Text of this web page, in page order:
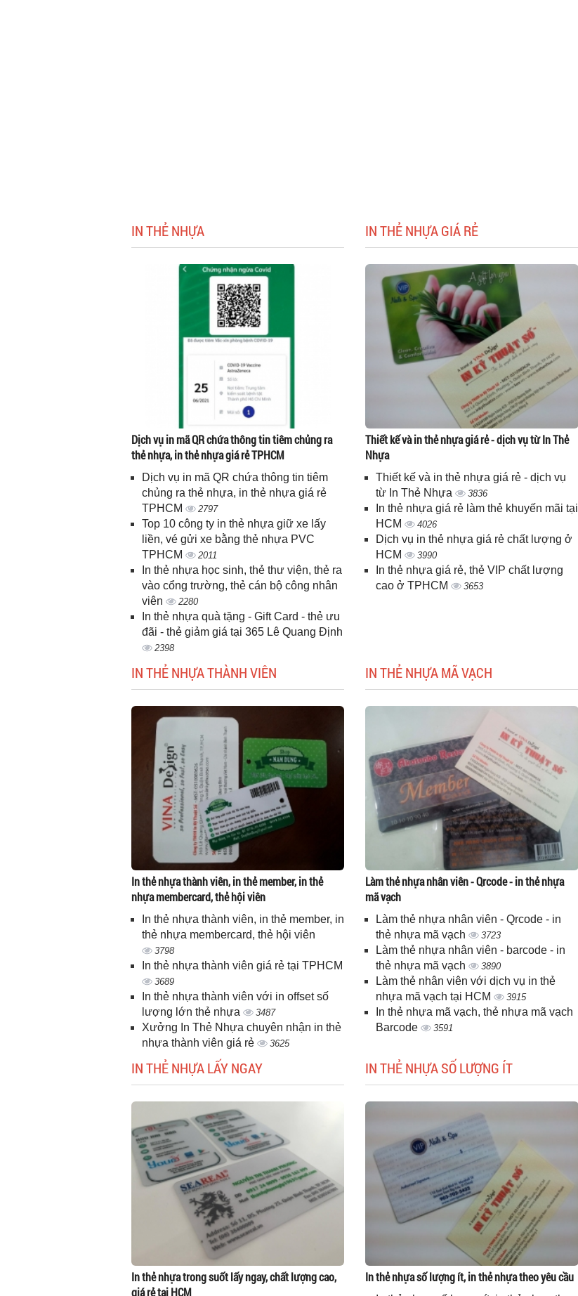
IN THẺ NHỰA
Dịch vụ in mã QR chứa thông tin tiêm chủng ra
thẻ nhựa, in thẻ nhựa giá rẻ TPHCM
Dịch vụ in mã QR chứa thông tin tiêm
chủng ra thẻ nhựa, in thẻ nhựa giá rẻ
TPHCM
2797
Top 10 công ty in thẻ nhựa giữ xe lấy
liền, vé gửi xe bằng thẻ nhựa PVC
TPHCM
2011
In thẻ nhựa học sinh, thẻ thư viện, thẻ ra
vào cổng trường, thẻ cán bộ công nhân
viên
2280
In thẻ nhựa quà tặng - Gift Card - thẻ ưu
đãi - thẻ giảm giá tại 365 Lê Quang Định
2398
IN THẺ NHỰA GIÁ RẺ
Thiết kế và in thẻ nhựa giá rẻ - dịch vụ từ In Thẻ
Nhựa
Thiết kế và in thẻ nhựa giá rẻ - dịch vụ
từ In Thẻ Nhựa
3836
In thẻ nhựa giá rẻ làm thẻ khuyến mãi tại
HCM
4026
Dịch vụ in thẻ nhựa giá rẻ chất lượng ở
HCM
3990
In thẻ nhựa giá rẻ, thẻ VIP chất lượng
cao ở TPHCM
3653
IN THẺ NHỰA THÀNH VIÊN
In thẻ nhựa thành viên, in thẻ member, in thẻ
nhựa membercard, thẻ hội viên
In thẻ nhựa thành viên, in thẻ member, in
thẻ nhựa membercard, thẻ hội viên
3798
In thẻ nhựa thành viên giá rẻ tại TPHCM
3689
In thẻ nhựa thành viên với in offset số
lượng lớn thẻ nhựa
3487
Xưởng In Thẻ Nhựa chuyên nhận in thẻ
nhựa thành viên giá rẻ
3625
IN THẺ NHỰA MÃ VẠCH
Làm thẻ nhựa nhân viên - Qrcode - in thẻ nhựa
mã vạch
Làm thẻ nhựa nhân viên - Qrcode - in
thẻ nhựa mã vạch
3723
Làm thẻ nhựa nhân viên - barcode - in
thẻ nhựa mã vạch
3890
Làm thẻ nhân viên với dịch vụ in thẻ
nhựa mã vạch tại HCM
3915
In thẻ nhựa mã vạch, thẻ nhựa mã vạch
Barcode
3591
IN THẺ NHỰA LẤY NGAY
In thẻ nhựa trong suốt lấy ngay, chất lượng cao,
giá rẻ tại HCM
IN THẺ NHỰA SỐ LƯỢNG ÍT
In thẻ nhựa số lượng ít, in thẻ nhựa theo yêu cầu